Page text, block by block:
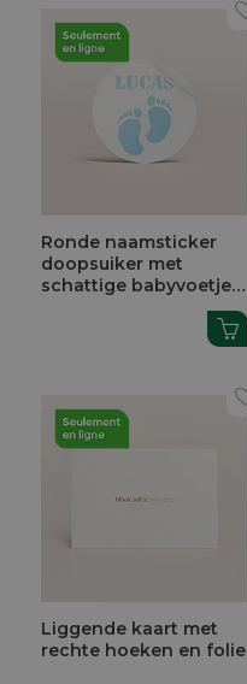
Ronde naamsticker
doopsuiker met
schattige babyvoetjes
Liggende kaart met
rechte hoeken en folie